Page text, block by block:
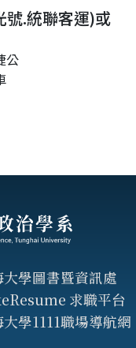
號.統聯客運)或
公
大學圖書暨資訊處
求職平台
大學1111職場導航網